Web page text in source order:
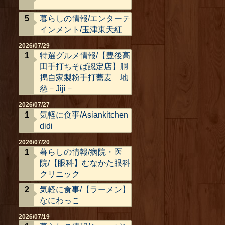
暮らしの情報/エンターテ
インメント/玉津東天紅
2026/07/29
特選グルメ情報/【豊後高
田手打ちそば認定店】胴
搗自家製粉手打蕎麦 地
慈－Jiji－
2026/07/27
気軽に食事/Asiankitchen
didi
2026/07/20
暮らしの情報/病院・医
院/【眼科】むなかた眼科
クリニック
気軽に食事/【ラーメン】
なにわっこ
2026/07/19